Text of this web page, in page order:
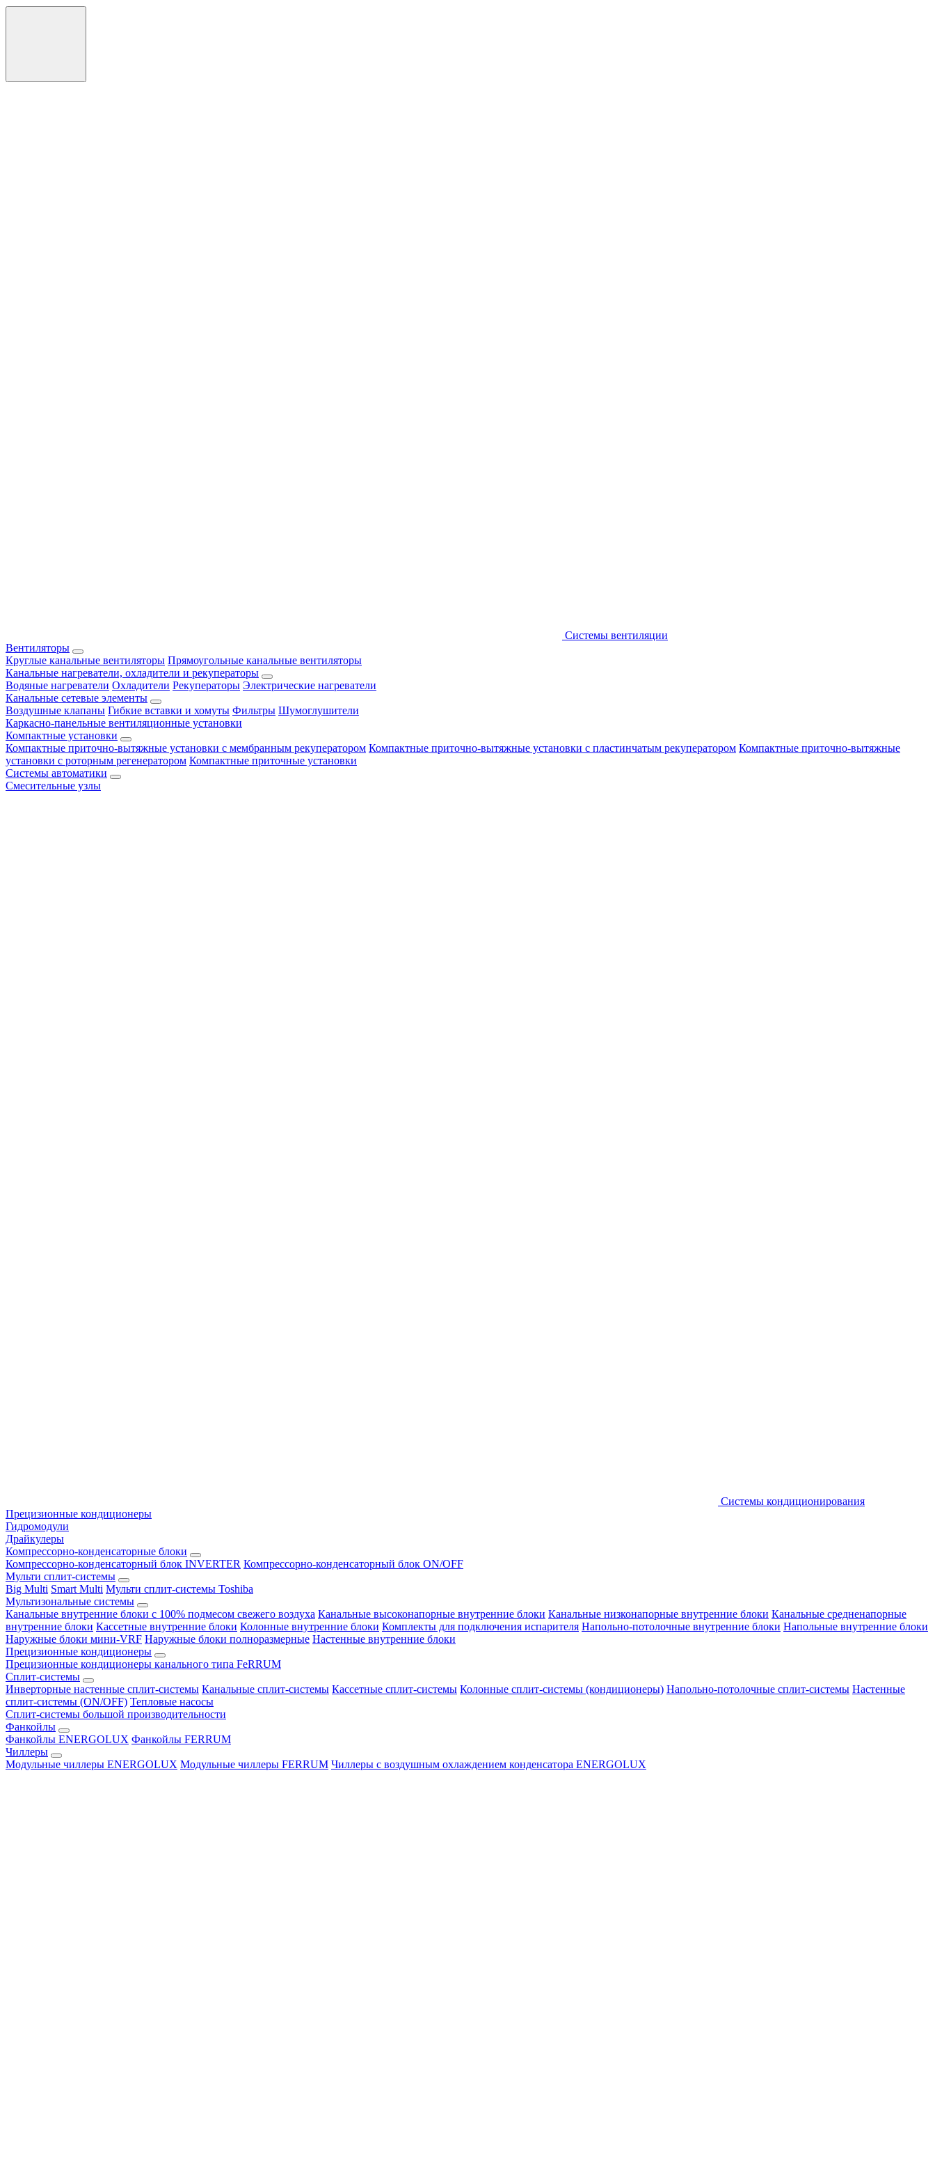
Системы вентиляции
Вентиляторы
Круглые канальные вентиляторы Прямоугольные канальные вентиляторы
Канальные нагреватели, охладители и рекуператоры
Водяные нагреватели Охладители Рекуператоры Электрические нагреватели
Канальные сетевые элементы
Воздушные клапаны Гибкие вставки и хомуты Фильтры Шумоглушители
Каркасно-панельные вентиляционные установки
Компактные установки
Компактные приточно-вытяжные установки с мембранным рекуператором Компактные приточно-вытяжные установки с пластинчатым рекуператором Компактные приточно-вытяжные
установки с роторным регенератором Компактные приточные установки
Системы автоматики
Смесительные узлы
Системы кондиционирования
Прецизионные кондиционеры
Гидромодули
Драйкулеры
Компрессорно-конденсаторные блоки
Компрессорно-конденсаторный блок INVERTER Компрессорно-конденсаторный блок ON/OFF
Мульти сплит-системы
Big Multi Smart Multi Мульти сплит-системы Toshiba
Мультизональные системы
Канальные внутренние блоки с 100% подмесом свежего воздуха Канальные высоконапорные внутренние блоки Канальные низконапорные внутренние блоки Канальные средненапорные
внутренние блоки Кассетные внутренние блоки Колонные внутренние блоки Комплекты для подключения испарителя Напольно-потолочные внутренние блоки Напольные внутренние блоки
Наружные блоки мини-VRF Наружные блоки полноразмерные Настенные внутренние блоки
Прецизионные кондиционеры
Прецизионные кондиционеры канального типа FeRRUM
Сплит-системы
Инверторные настенные сплит-системы Канальные сплит-системы Кассетные сплит-системы Колонные сплит-системы (кондиционеры) Напольно-потолочные сплит-системы Настенные
сплит-системы (ON/OFF) Тепловые насосы
Сплит-системы большой производительности
Фанкойлы
Фанкойлы ENERGOLUX Фанкойлы FERRUM
Чиллеры
Модульные чиллеры ENERGOLUX Модульные чиллеры FERRUM Чиллеры с воздушным охлаждением конденсатора ENERGOLUX